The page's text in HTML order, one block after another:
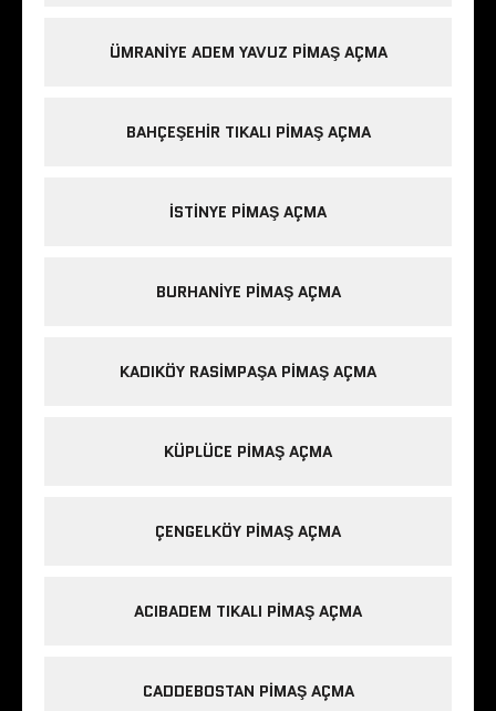
ÜMRANIYE ADEM YAVUZ PIMAŞ AÇMA
BAHÇEŞEHIR TIKALI PIMAŞ AÇMA
ISTINYE PIMAŞ AÇMA
BURHANIYE PIMAŞ AÇMA
KADIKÖY RASIMPAŞA PIMAŞ AÇMA
KÜPLÜCE PIMAŞ AÇMA
ÇENGELKÖY PIMAŞ AÇMA
ACIBADEM TIKALI PIMAŞ AÇMA
CADDEBOSTAN PIMAŞ AÇMA